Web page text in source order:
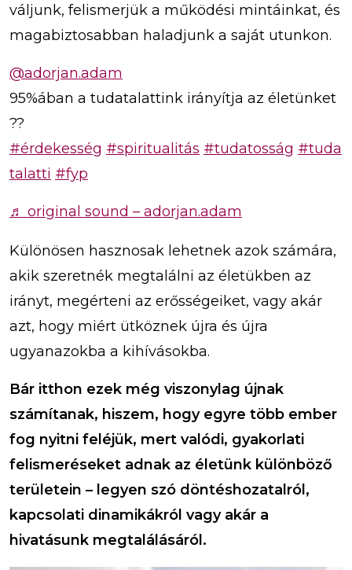
váljunk, felismerjük a működési mintáinkat, és
magabiztosabban haladjunk a saját utunkon.
@adorjan.adam
95%ában a tudatalattink irányítja az életünket
??
#érdekesség #spiritualitás #tudatosság #tuda
talatti #fyp
♬ original sound – adorjan.adam
Különösen hasznosak lehetnek azok számára,
akik szeretnék megtalálni az életükben az
irányt, megérteni az erősségeiket, vagy akár
azt, hogy miért ütköznek újra és újra
ugyanazokba a kihívásokba.
Bár itthon ezek még viszonylag újnak
számítanak, hiszem, hogy egyre több ember
fog nyitni feléjük, mert valódi, gyakorlati
felismeréseket adnak az életünk különböző
területein – legyen szó döntéshozatalról,
kapcsolati dinamikákról vagy akár a
hivatásunk megtalálásáról.